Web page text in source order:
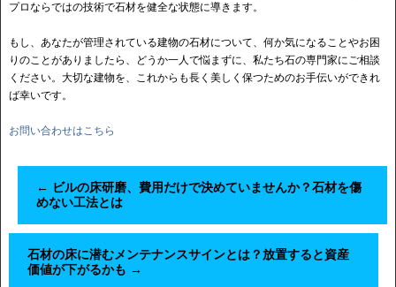
プロならではの技術で石材を健全な状態に導きます。
もし、あなたが管理されている建物の石材について、何か気になることやお困
りのことがありましたら、どうか一人で悩まずに、私たち石の専門家にご相談
ください。大切な建物を、これからも長く美しく保つためのお手伝いができれ
ば幸いです。
お問い合わせはこちら
← ビルの床研磨、費用だけで決めていませんか？石材を傷
めない工法とは
石材の床に潜むメンテナンスサインとは？放置すると資産
価値が下がるかも →